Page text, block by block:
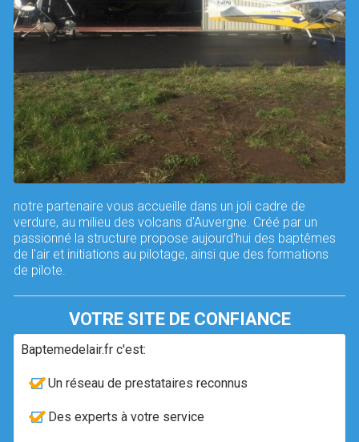
notre partenaire vous accueille dans un joli cadre de
verdure, au milieu des volcans d'Auvergne. Créé par un
passionné la structure propose aujourd'hui des baptêmes
de l'air et initiations au pilotage, ainsi que des formations
de pilote.
VOTRE SITE DE CONFIANCE
Baptemedelair.fr c'est:
Un réseau de prestataires reconnus
Des experts à votre service